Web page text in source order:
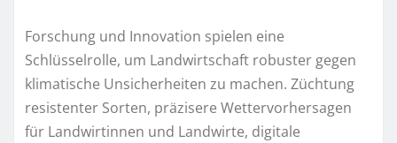
Forschung und Innovation spielen eine
Schlüsselrolle, um Landwirtschaft robuster gegen
klimatische Unsicherheiten zu machen. Züchtung
resistenter Sorten, präzisere Wettervorhersagen
für Landwirtinnen und Landwirte, digitale